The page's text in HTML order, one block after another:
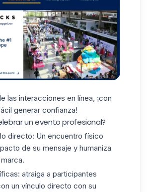
las interacciones en línea, ¡con
generar confianza!
un evento profesional?
directo: Un encuentro físico
de su mensaje y humaniza
atraiga a participantes
un vínculo directo con su